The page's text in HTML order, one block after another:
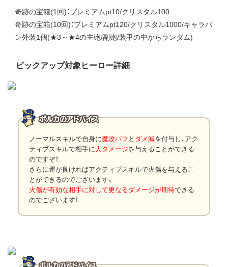
奇跡の宝箱(1回)：プレミアムpt10/クリスタル100
奇跡の宝箱(10回)：プレミアムpt120/クリスタル1000/キャラバ
ン外装1個(★3～★4の主砲/副砲/装甲の中からランダム)
ピックアップ対象ヒーロー詳細
ノーマルスキルで自身に魔攻バフと ダメ減を付与し、アク
ティブスキルで相手に大ダメージを与えることができる
のですぞ！
さらに運が良ければアクティブスキルで火傷を与えるこ
とができるのでございます。
火傷が有効な相手に対して更なるダメージが期待できる
のでございます！